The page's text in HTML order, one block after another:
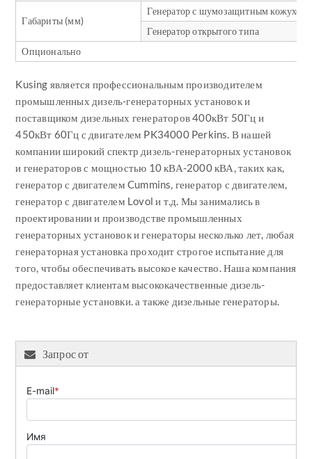
Габариты (мм)
Генератор с шумозащитным кожухом
Генератор открытого типа
Опционально
Kusing является профессиональным производителем
промышленных дизель-генераторных установок и
поставщиком дизельных генераторов 400кВт 50Гц и
450кВт 60Гц с двигателем PK34000 Perkins. В нашей
компании широкий спектр дизель-генераторных установок
и генераторов с мощностью 10 кВА-2000 кВА, таких как,
генератор с двигателем Cummins, генератор с двигателем,
генератор с двигателем Lovol и т.д. Мы занимались в
проектировании и производстве промышленных
генераторных установок и генераторы несколько лет, любая
генераторная установка проходит строгое испытание для
того, чтобы обеспечивать высокое качество. Наша компания
предоставляет клиентам высококачественные дизель-
генераторные установки. а также дизельные генераторы.
Запрос от